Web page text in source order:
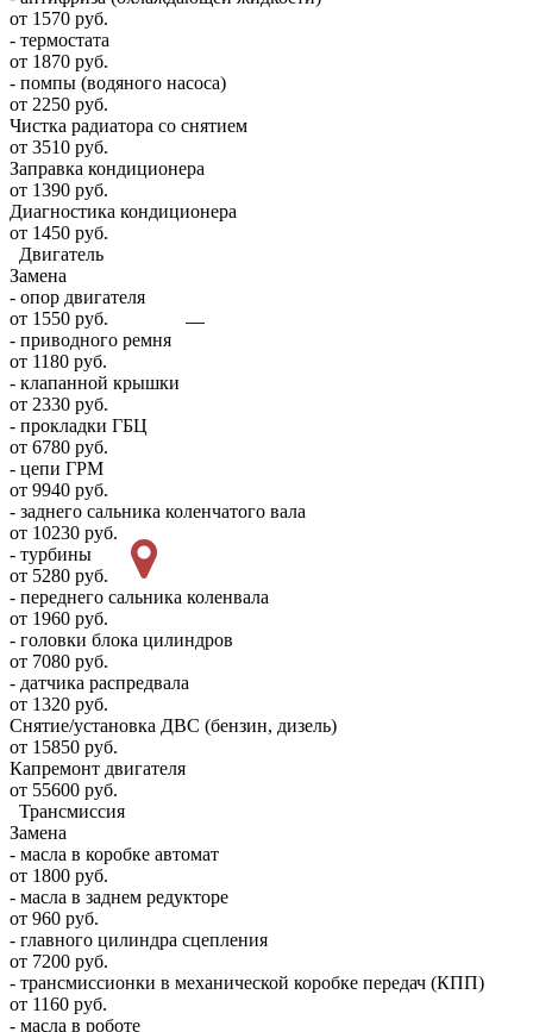
от 1570 руб.
- термостата
от 1870 руб.
- помпы (водяного насоса)
от 2250 руб.
Чистка радиатора со снятием
от 3510 руб.
Заправка кондиционера
от 1390 руб.
Диагностика кондиционера
от 1450 руб.
Двигатель
Замена
- опор двигателя
от 1550 руб.
- приводного ремня
от 1180 руб.
- клапанной крышки
от 2330 руб.
- прокладки ГБЦ
от 6780 руб.
- цепи ГРМ
от 9940 руб.
- заднего сальника коленчатого вала
от 10230 руб.
- турбины
от 5280 руб.
- переднего сальника коленвала
от 1960 руб.
- головки блока цилиндров
от 7080 руб.
- датчика распредвала
от 1320 руб.
Снятие/установка ДВС (бензин, дизель)
от 15850 руб.
Капремонт двигателя
от 55600 руб.
Трансмиссия
Замена
- масла в коробке автомат
от 1800 руб.
- масла в заднем редукторе
от 960 руб.
- главного цилиндра сцепления
от 7200 руб.
- трансмиссионки в механической коробке передач (КПП)
от 1160 руб.
- масла в роботе